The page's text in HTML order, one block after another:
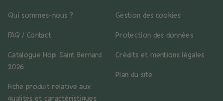
Qui sommes-nous ?
FAQ / Contact
Catalogue Hopi Saint Bernard
2026
Fiche produit relative aux
qualités et caractéristiques
Gestion des cookies
Protection des données
Crédits et mentions légales
Plan du site